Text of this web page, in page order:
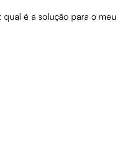
é a solução para o meu